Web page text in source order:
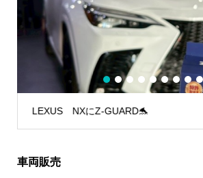
LEXUS NXにZ-GUARD🐬
1 2 3 4 5 6 7 8 9
車両販売